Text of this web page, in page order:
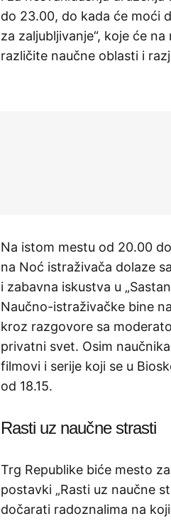
do 23.00, do kada će moći
za zaljubljivanje“, koje će
različite naučne oblasti i
Na istom mestu od 20.00
na Noć istraživača dolaze
i zabavna iskustva u
Naučno-istraživačke bine
kroz razgovore sa
privatni svet. Osim
filmovi i serije koji se u
od 18.15.
Rasti uz naučne strasti
Trg Republike biće mesto
postavki „Rasti uz naučne
dočarati radoznalima na